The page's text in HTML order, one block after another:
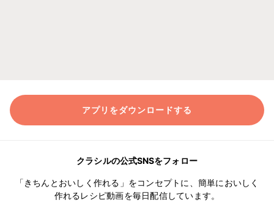
アプリをダウンロードする
クラシルの公式SNSをフォロー
「きちんとおいしく作れる」をコンセプトに、簡単においしく
作れるレシピ動画を毎日配信しています。